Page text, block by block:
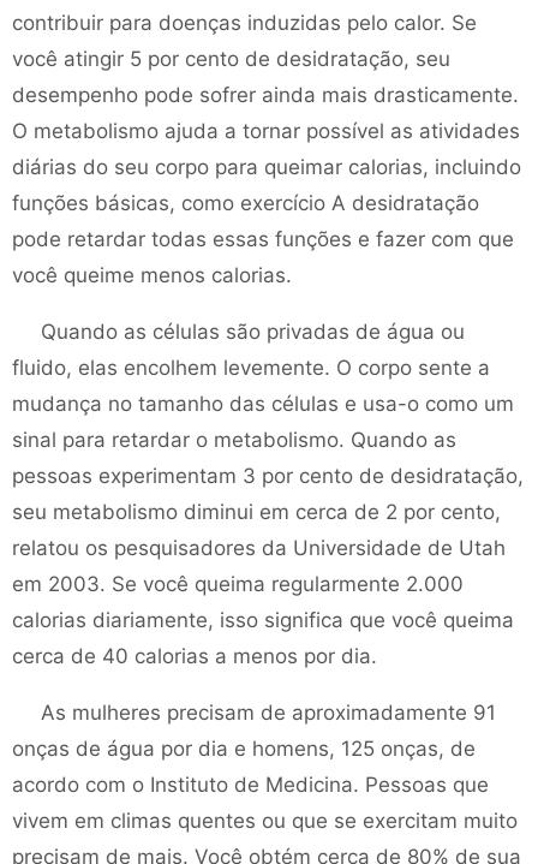
contribuir para doenças induzidas pelo calor. Se
você atingir 5 por cento de desidratação, seu
desempenho pode sofrer ainda mais drasticamente.
O metabolismo ajuda a tornar possível as atividades
diárias do seu corpo para queimar calorias, incluindo
funções básicas, como exercício A desidratação
pode retardar todas essas funções e fazer com que
você queime menos calorias.
Quando as células são privadas de água ou
fluido, elas encolhem levemente. O corpo sente a
mudança no tamanho das células e usa-o como um
sinal para retardar o metabolismo. Quando as
pessoas experimentam 3 por cento de desidratação,
seu metabolismo diminui em cerca de 2 por cento,
relatou os pesquisadores da Universidade de Utah
em 2003. Se você queima regularmente 2.000
calorias diariamente, isso significa que você queima
cerca de 40 calorias a menos por dia.
As mulheres precisam de aproximadamente 91
onças de água por dia e homens, 125 onças, de
acordo com o Instituto de Medicina. Pessoas que
vivem em climas quentes ou que se exercitam muito
precisam de mais. Você obtém cerca de 80% de sua